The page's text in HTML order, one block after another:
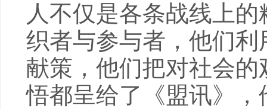
人不仅是各条战线上
织者与参与者，他们
献策，他们把对社会
悟都呈给了《盟讯》